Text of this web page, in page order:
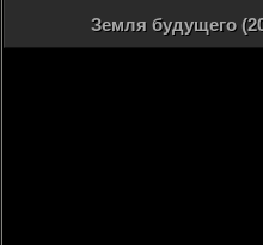
Земля будущего